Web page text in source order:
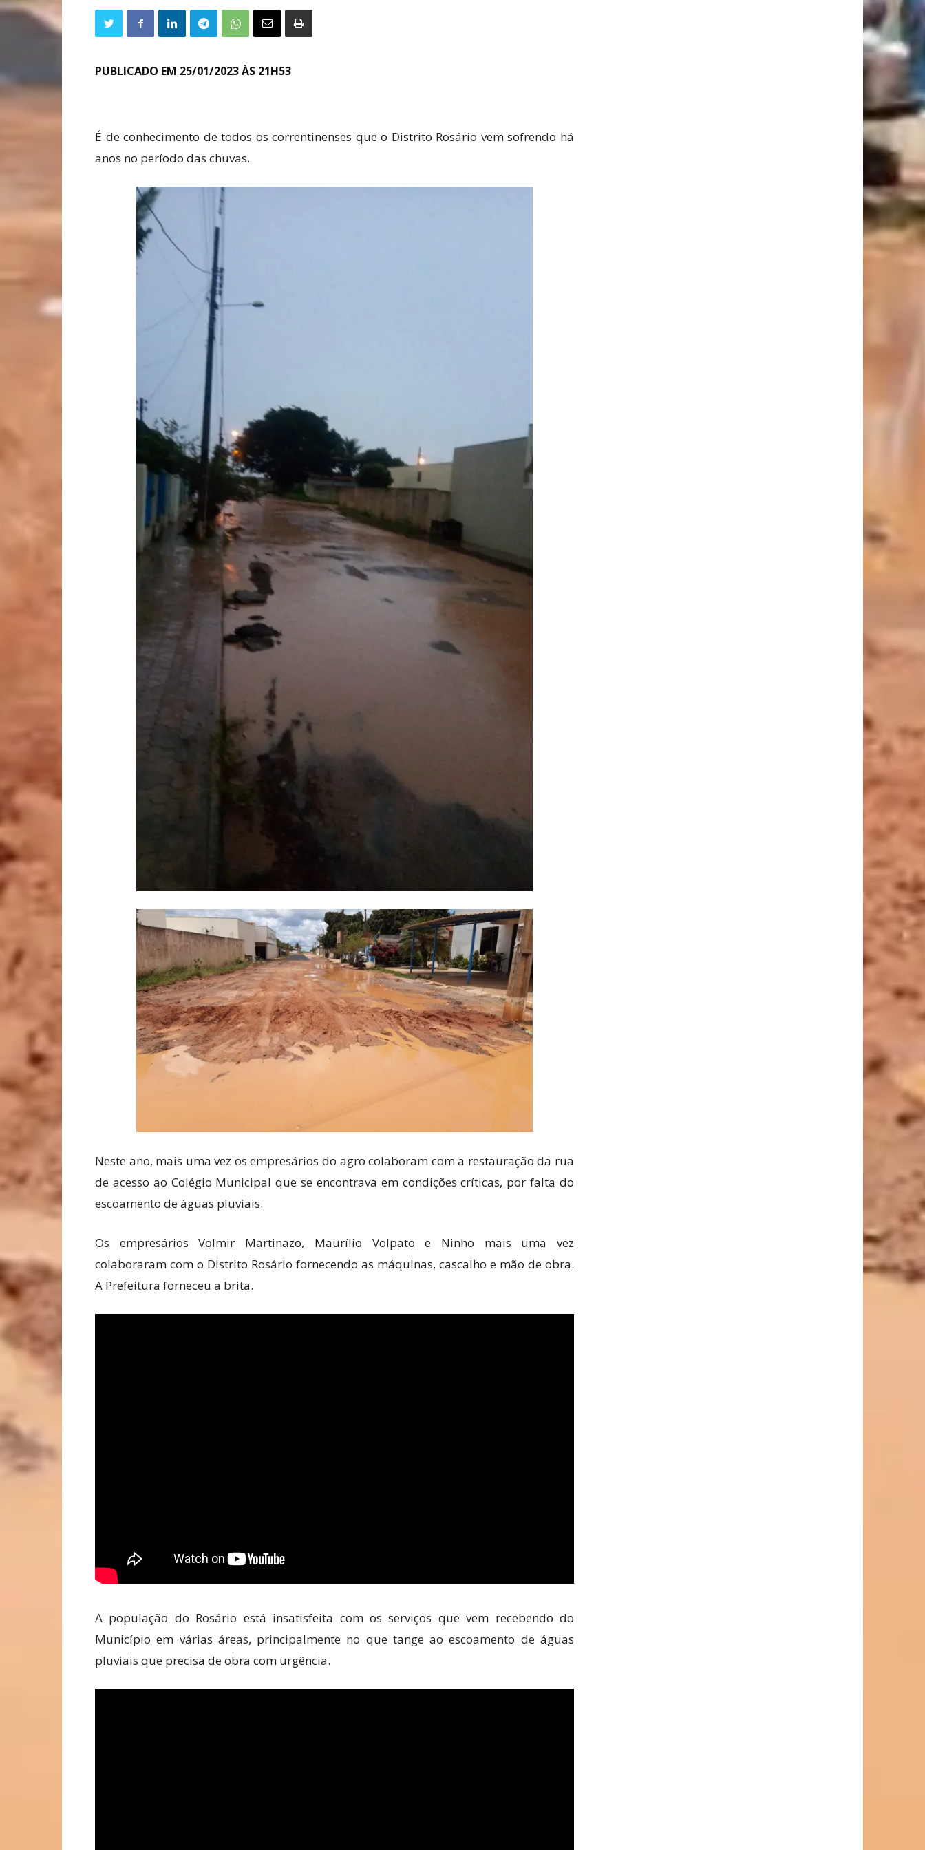
PUBLICADO EM 25/01/2023 ÀS 21H53
É de conhecimento de todos os correntinenses que o Distrito Rosário vem sofrendo há
anos no período das chuvas.
Neste ano, mais uma vez os empresários do agro colaboram com a restauração da rua
de acesso ao Colégio Municipal que se encontrava em condições críticas, por falta do
escoamento de águas pluviais.
Os empresários Volmir Martinazo, Maurílio Volpato e Ninho mais uma vez
colaboraram com o Distrito Rosário fornecendo as máquinas, cascalho e mão de obra.
A Prefeitura forneceu a brita.
A população do Rosário está insatisfeita com os serviços que vem recebendo do
Município em várias áreas, principalmente no que tange ao escoamento de águas
pluviais que precisa de obra com urgência.